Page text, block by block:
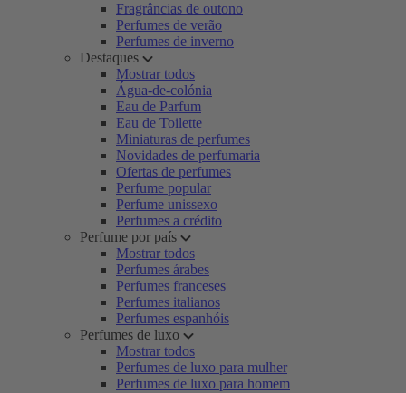
Fragrâncias de outono
Perfumes de verão
Perfumes de inverno
Destaques
Mostrar todos
Água-de-colónia
Eau de Parfum
Eau de Toilette
Miniaturas de perfumes
Novidades de perfumaria
Ofertas de perfumes
Perfume popular
Perfume unissexo
Perfumes a crédito
Perfume por país
Mostrar todos
Perfumes árabes
Perfumes franceses
Perfumes italianos
Perfumes espanhóis
Perfumes de luxo
Mostrar todos
Perfumes de luxo para mulher
Perfumes de luxo para homem